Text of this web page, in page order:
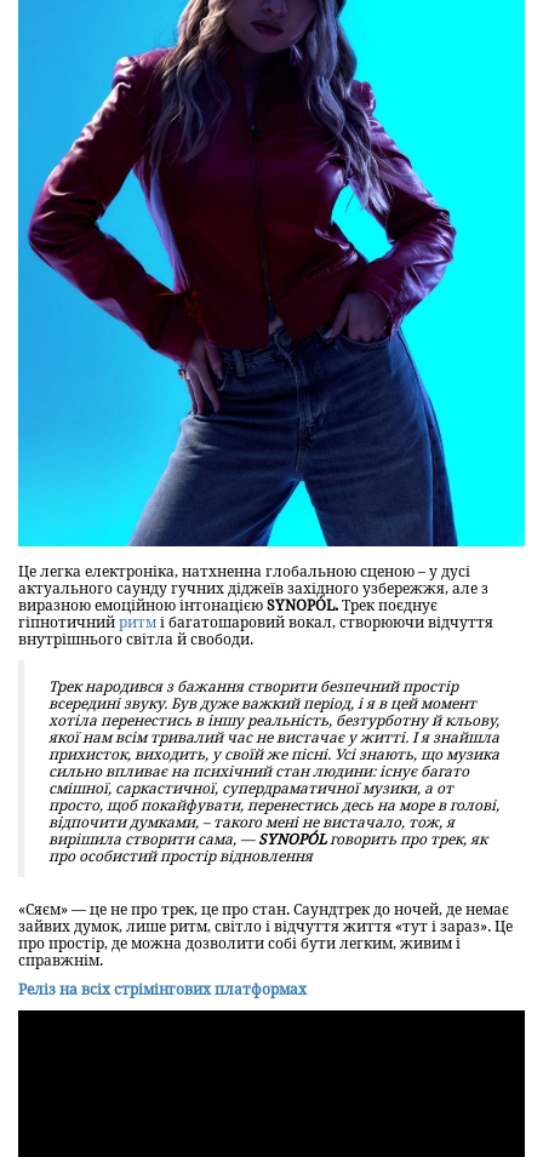
Це легка електроніка, натхненна глобальною сценою – у дусі
актуального саунду гучних діджеїв західного узбережжя, але з
виразною емоційною інтонацією SYNOPÓL. Трек поєднує
гіпнотичний ритм і багатошаровий вокал, створюючи відчуття
внутрішнього світла й свободи.
Трек народився з бажання створити безпечний простір
всередині звуку. Був дуже важкий період, і я в цей момент
хотіла перенестись в іншу реальність, безтурботну й кльову,
якої нам всім тривалий час не вистачає у житті. І я знайшла
прихисток, виходить, у своїй же пісні. Усі знають, що музика
сильно впливає на психічний стан людини: існує багато
смішної, саркастичної, супердраматичної музики, а от
просто, щоб покайфувати, перенестись десь на море в голові,
відпочити думками, – такого мені не вистачало, тож, я
вирішила створити сама, — SYNOPÓL говорить про трек, як
про особистий простір відновлення
«Сяєм» — це не про трек, це про стан. Саундтрек до ночей, де немає
зайвих думок, лише ритм, світло і відчуття життя «тут і зараз». Це
про простір, де можна дозволити собі бути легким, живим і
справжнім.
Реліз на всіх стрімінгових платформах